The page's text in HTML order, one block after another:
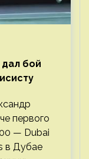
дал бой
первого
— Dubai
в Дубае